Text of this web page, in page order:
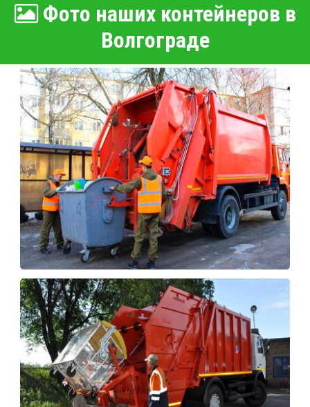
Фото наших контейнеров в
Волгограде